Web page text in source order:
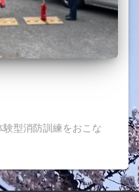
験型消防訓練をおこな